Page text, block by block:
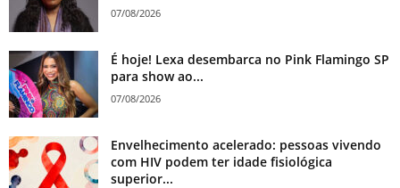
07/08/2026
É hoje! Lexa desembarca no Pink Flamingo SP
para show ao...
07/08/2026
Envelhecimento acelerado: pessoas vivendo
com HIV podem ter idade fisiológica
superior...